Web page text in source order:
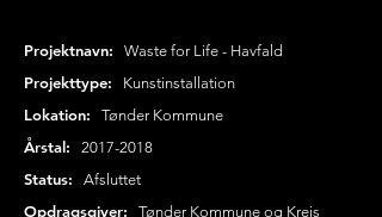
Projektnavn: Waste for Life - Havfald
Projekttype: Kunstinstallation
Lokation: Tønder Kommune
Årstal: 2017-2018
Status: Afsluttet
Opdragsgiver: Tønder Kommune og Kreis